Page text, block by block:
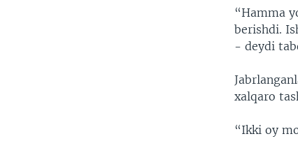
“Hamma
berishdi.
- deydi
xalqaro
“Ikki oy